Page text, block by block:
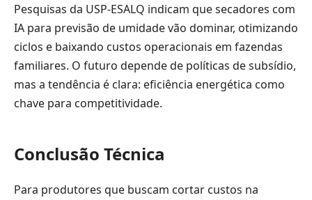
Pesquisas da USP-ESALQ indicam que secadores com
IA para previsão de umidade vão dominar, otimizando
ciclos e baixando custos operacionais em fazendas
familiares. O futuro depende de políticas de subsídio,
mas a tendência é clara: eficiência energética como
chave para competitividade.
Conclusão Técnica
Para produtores que buscam cortar custos na